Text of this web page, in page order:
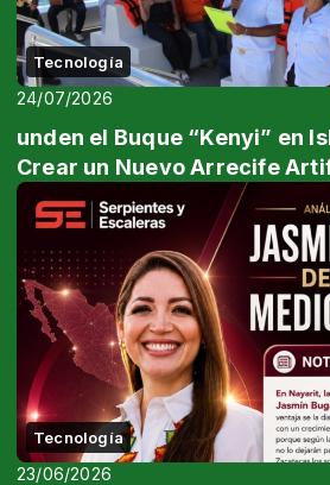
Tecnología
24/07/2026
unden el Buque “Kenyi” en
Crear un Nuevo Arrecife
Tecnología
23/06/2026